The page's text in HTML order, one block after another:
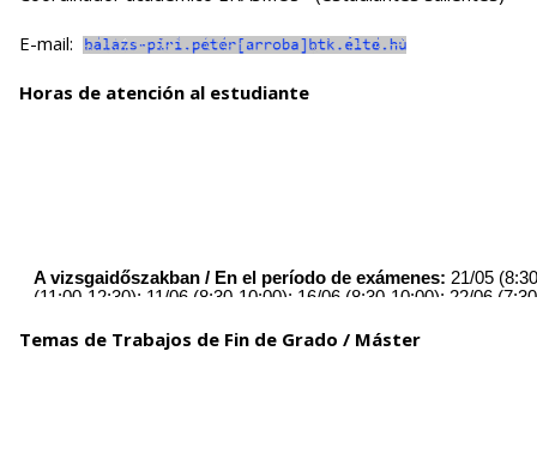
E-mail:
Horas de atención al estudiante
Temas de Trabajos de Fin de Grado / Máster